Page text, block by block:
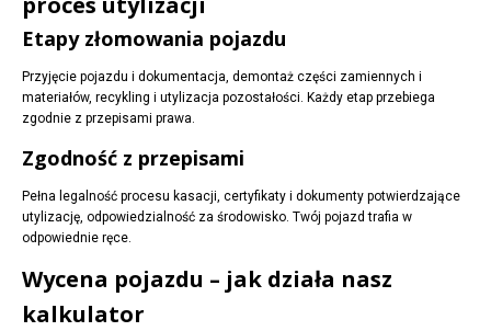
Etapy złomowania pojazdu
Przyjęcie pojazdu i dokumentacja, demontaż części zamiennych i
materiałów, recykling i utylizacja pozostałości. Każdy etap przebiega
zgodnie z przepisami prawa.
Zgodność z przepisami
Pełna legalność procesu kasacji, certyfikaty i dokumenty potwierdzające
utylizację, odpowiedzialność za środowisko. Twój pojazd trafia w
odpowiednie ręce.
Wycena pojazdu – jak działa nasz
kalkulator